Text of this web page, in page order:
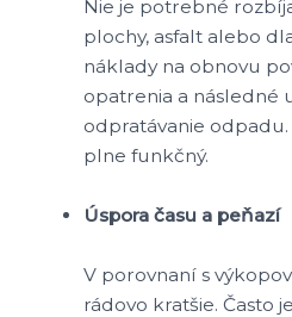
Nie je potrebné
plochy, asfalt alebo
náklady na obnovu
opatrenia a následné
odpratávanie odpadu.
plne funkčný.
Úspora času a peňazí
V porovnaní s
rádovo kratšie. Často